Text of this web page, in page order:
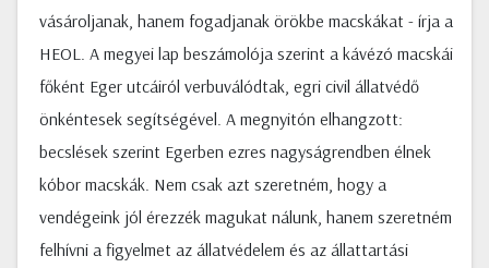
vásároljanak, hanem fogadjanak örökbe macskákat - írja a
HEOL. A megyei lap beszámolója szerint a kávézó macskái
főként Eger utcáiról verbuválódtak, egri civil állatvédő
önkéntesek segítségével. A megnyitón elhangzott:
becslések szerint Egerben ezres nagyságrendben élnek
kóbor macskák. Nem csak azt szeretném, hogy a
vendégeink jól érezzék magukat nálunk, hanem szeretném
felhívni a figyelmet az állatvédelem és az állattartási